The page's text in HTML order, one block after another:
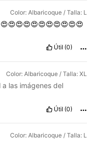
Color: Albaricoque / Talla: L
Útil (0)
Color: Albaricoque / Talla: XL
a las imágenes del
Útil (0)
Color: Albaricoque / Talla: L